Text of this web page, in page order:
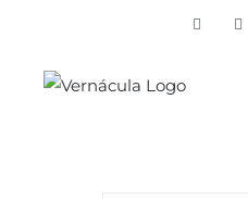
content
Vimeo